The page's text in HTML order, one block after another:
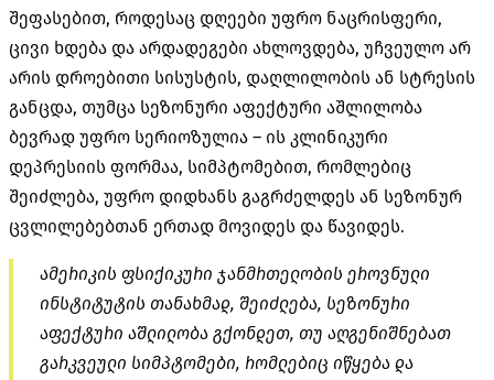
შეფასებით, როდესაც დღეები უფრო ნაცრისფერი,
ცივი ხდება და არდადეგები ახლოვდება, უჩვეულო არ
არის დროებითი სისუსტის, დაღლილობის ან სტრესის
განცდა, თუმცა სეზონური აფექტური აშლილობა
ბევრად უფრო სერიოზულია – ის კლინიკური
დეპრესიის ფორმაა, სიმპტომებით, რომლებიც
შეიძლება, უფრო დიდხანს გაგრძელდეს ან სეზონურ
ცვლილებებთან ერთად მოვიდეს და წავიდეს.
ამერიკის ფსიქიკური ჯანმრთელობის ეროვნული
ინსტიტუტის თანახმად, შეიძლება, სეზონური
აფექტური აშლილობა გქონდეთ, თუ აღგენიშნებათ
გარკვეული სიმპტომები, რომლებიც იწყება და